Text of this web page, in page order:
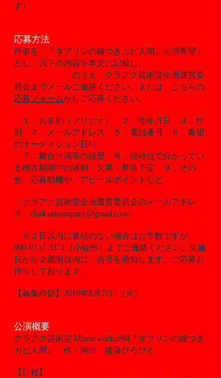
す）
応募方法
件名を「『ダブリンの鐘つきカビ人間』出演希望」
とし、以下の内容を本文に記載し、
のうえ、クラアク芸術堂企画運営委
員会までメールご連絡ください。または、こちらの
応募フォームからご応募ください。
１．お名前（フリガナ） ２．生年月日 ３．性
別 ４．メールアドレス ５．電話番号 ６．希望
のオーディション日時
７．舞台出演等の経歴 ８．現時点で分かってい
る稽古期間中の遅刻・欠席・早退予定 ９．その
他、応募動機や、アピールポイントなど
〈 クラアク芸術堂企画運営委員会のメールアドレ
ス clark.artcompany@gmail.com〉
※２日以内に返信のない場合はお手数ですが、
090-9757-3371（小佐部）までご連絡ください。実施
日から２週間以内に、合否を通知します。ご応募お
待ちしております。
【募集締切】2019年8月27日（火）
公演概要
クラアク芸術堂 Masterworks#04『ダブリンの鐘つき
カビ人間』 作・演出 後藤ひろひと
【日程】